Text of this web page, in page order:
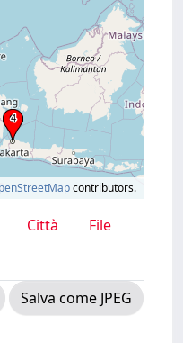
contributors.
Città
File
Salva come JPEG